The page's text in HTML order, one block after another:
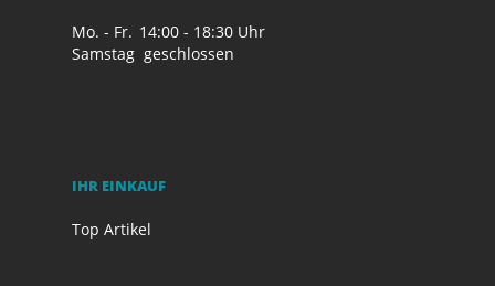
Mo. - Fr. 14:00 - 18:30 Uhr
Samstag geschlossen
IHR EINKAUF
Top Artikel